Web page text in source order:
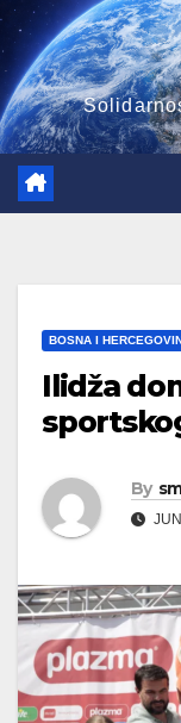
Skip
to
content
BOSNA I
Ilidža
By